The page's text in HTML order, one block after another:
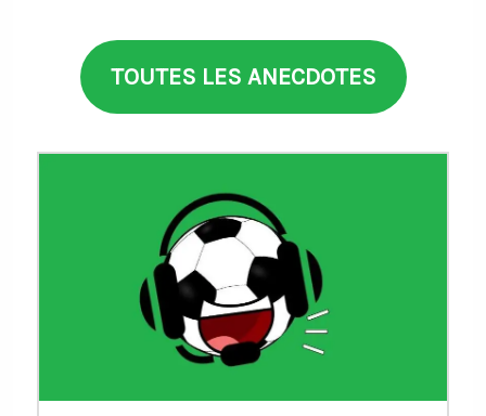
TOUTES LES ANECDOTES